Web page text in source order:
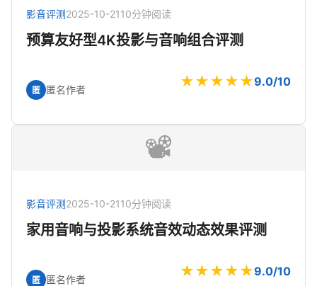
影音评测2025-10-2110分钟阅读
预算友好型4K投影与音响组合评测
匿 匿名作者 ★★★★★9.0/10
📽️
影音评测2025-10-2110分钟阅读
家用音响与投影系统音效动态效果评测
匿 匿名作者 ★★★★★9.0/10